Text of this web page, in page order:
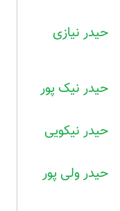
حیدر نیازی
حیدر نیک پور
حیدر نیکویی
حیدر ولی پور